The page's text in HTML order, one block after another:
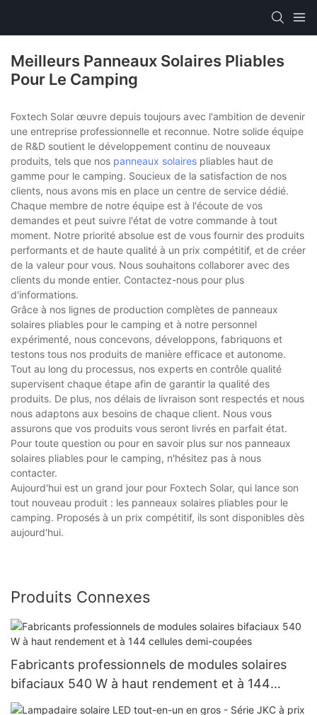
Meilleurs Panneaux Solaires Pliables
Pour Le Camping
Foxtech Solar œuvre depuis toujours avec l'ambition de devenir
une entreprise professionnelle et reconnue. Notre solide équipe
de R&D soutient le développement continu de nouveaux
produits, tels que nos panneaux solaires pliables haut de
gamme pour le camping. Soucieux de la satisfaction de nos
clients, nous avons mis en place un centre de service dédié.
Chaque membre de notre équipe est à l'écoute de vos
demandes et peut suivre l'état de votre commande à tout
moment. Notre priorité absolue est de vous fournir des produits
performants et de haute qualité à un prix compétitif, et de créer
de la valeur pour vous. Nous souhaitons collaborer avec des
clients du monde entier. Contactez-nous pour plus
d'informations.
Grâce à nos lignes de production complètes de panneaux
solaires pliables pour le camping et à notre personnel
expérimenté, nous concevons, développons, fabriquons et
testons tous nos produits de manière efficace et autonome.
Tout au long du processus, nos experts en contrôle qualité
supervisent chaque étape afin de garantir la qualité des
produits. De plus, nos délais de livraison sont respectés et nous
nous adaptons aux besoins de chaque client. Nous vous
assurons que vos produits vous seront livrés en parfait état.
Pour toute question ou pour en savoir plus sur nos panneaux
solaires pliables pour le camping, n'hésitez pas à nous
contacter.
Aujourd'hui est un grand jour pour Foxtech Solar, qui lance son
tout nouveau produit : les panneaux solaires pliables pour le
camping. Proposés à un prix compétitif, ils sont disponibles dès
aujourd'hui.
Produits Connexes
Fabricants professionnels de modules solaires
bifaciaux 540 W à haut rendement et à 144
cellules demi-coupées